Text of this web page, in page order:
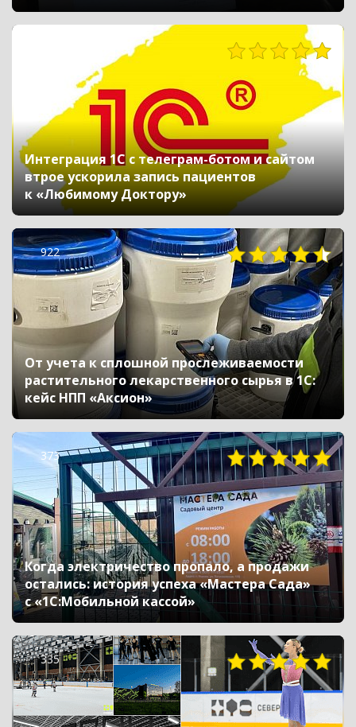
Интеграция 1С с телеграм-ботом и сайтом
втрое ускорила запись пациентов
к «Любимому Доктору»
922
От учета к сплошной прослеживаемости
растительного лекарственного сырья в 1С:
кейс НПП «Аксион»
373
Когда электричество пропало, а продажи
остались: история успеха «Мастера Сада»
с «1С:Мобильной кассой»
335